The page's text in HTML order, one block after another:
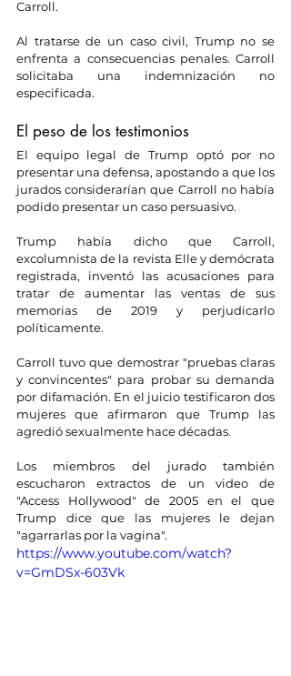
Carroll.
Al tratarse de un caso civil, Trump no se
enfrenta a consecuencias penales. Carroll
solicitaba una indemnización no
especificada.
El peso de los testimonios
El equipo legal de Trump optó por no
presentar una defensa, apostando a que los
jurados considerarían que Carroll no había
podido presentar un caso persuasivo.
Trump había dicho que Carroll,
excolumnista de la revista Elle y demócrata
registrada, inventó las acusaciones para
tratar de aumentar las ventas de sus
memorias de 2019 y perjudicarlo
políticamente.
Carroll tuvo que demostrar "pruebas claras
y convincentes" para probar su demanda
por difamación. En el juicio testificaron dos
mujeres que afirmaron que Trump las
agredió sexualmente hace décadas.
Los miembros del jurado también
escucharon extractos de un video de
"Access Hollywood" de 2005 en el que
Trump dice que las mujeres le dejan
"agarrarlas por la vagina".
https://www.youtube.com/watch?
v=GmDSx-603Vk